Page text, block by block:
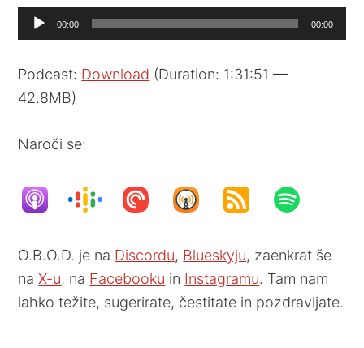
Audio
Player
00:00 00:00
Podcast: Download (Duration: 1:31:51 —
42.8MB)
Naroči se:
O.B.O.D. je na Discordu, Blueskyju, zaenkrat še
naX-u, na Facebooku in Instagramu. Tam nam
lahko težite, sugerirate, čestitate in pozdravljate.